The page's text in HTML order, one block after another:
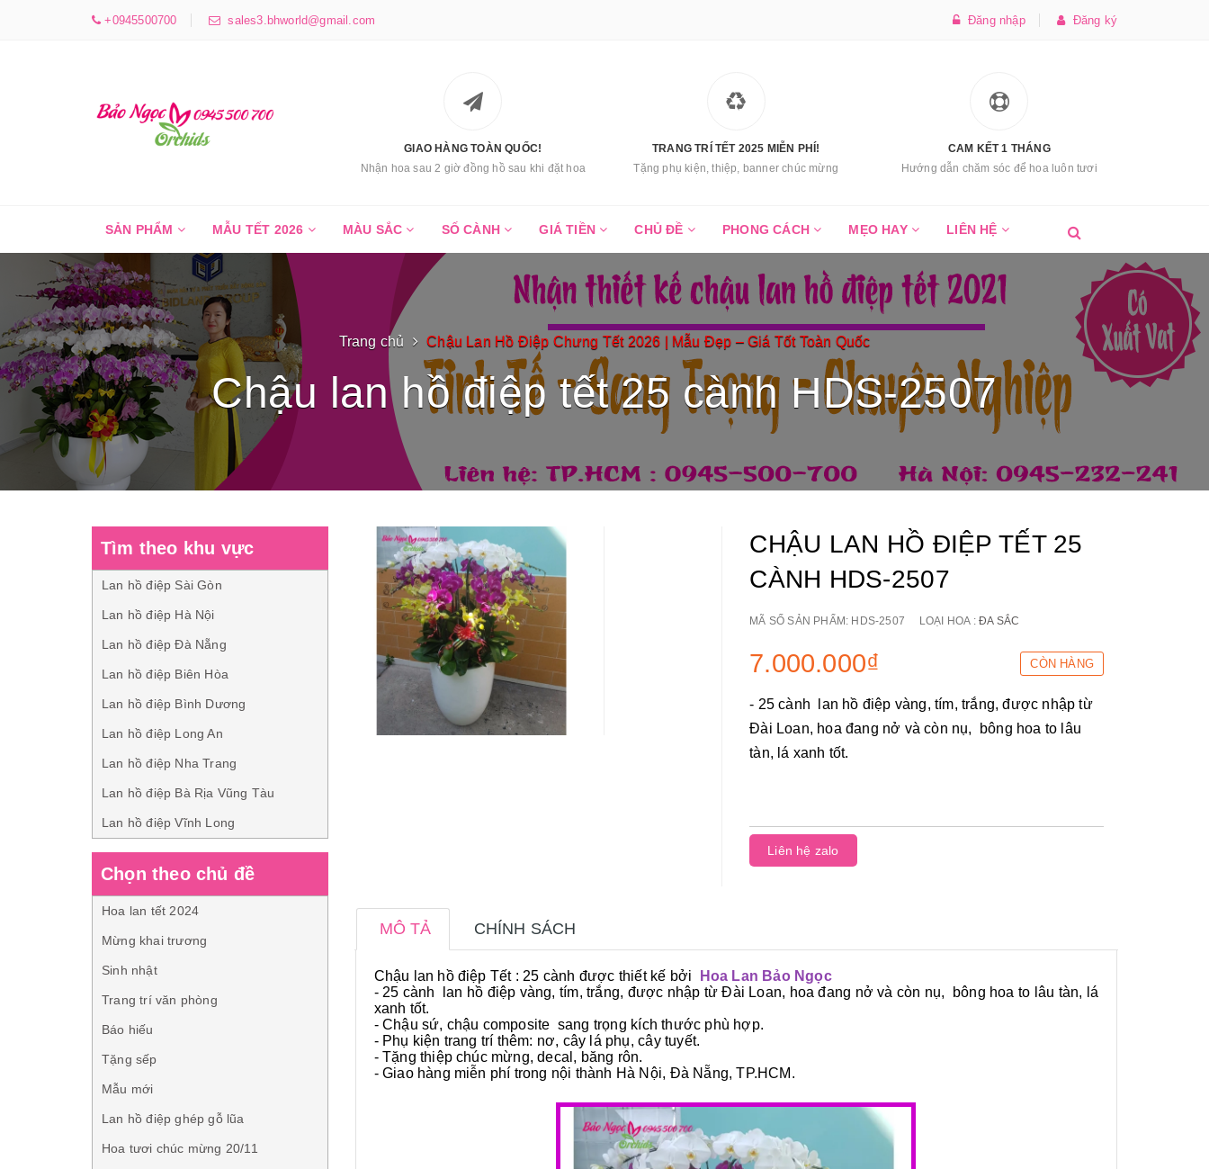
+0945500700 sales3.bhworld@gmail.com Đăng nhập Đăng ký
GIAO HÀNG TOÀN QUỐC!
Nhận hoa sau 2 giờ đồng hồ sau khi đặt hoa
TRANG TRÍ TẾT 2025 MIỄN PHÍ!
Tặng phụ kiện, thiệp, banner chúc mừng
CAM KẾT 1 THÁNG
Hướng dẫn chăm sóc để hoa luôn tươi
SẢN PHẨM MẪU TẾT 2026 MÀU SẮC SỐ CÀNH GIÁ TIỀN CHỦ ĐỀ PHONG CÁCH MẸO HAY LIÊN HỆ
Trang chủ Chậu Lan Hồ Điệp Chưng Tết 2026 | Mẫu Đẹp – Giá Tốt Toàn Quốc
Chậu lan hồ điệp tết 25 cành HDS-2507
CHẬU LAN HỒ ĐIỆP TẾT 25
CÀNH HDS-2507
MÃ SỐ SẢN PHẨM: HDS-2507 LOẠI HOA :ĐA SẮC
7.000.000₫ CÒN HÀNG
- 25 cành lan hồ điệp vàng, tím, trắng, được nhập từ
Đài Loan, hoa đang nở và còn nụ, bông hoa to lâu
tàn, lá xanh tốt.
Liên hệ zalo
MÔ TẢ CHÍNH SÁCH
Chậu lan hồ điệp Tết : 25 cành được thiết kế bởi
Hoa Lan Bảo Ngọc
- 25 cành lan hồ điệp vàng, tím, trắng, được nhập từ Đài Loan, hoa đang nở và còn nụ, bông hoa to lâu tàn, lá
xanh tốt.
- Chậu sứ, chậu composite sang trọng kích thước phù hợp.
- Phụ kiện trang trí thêm: nơ, cây lá phụ, cây tuyết.
- Tặng thiệp chúc mừng, decal, băng rôn.
- Giao hàng miễn phí trong nội thành Hà Nội, Đà Nẵng, TP.HCM.
Tìm theo khu vực
Lan hồ điệp Sài Gòn
Lan hồ điệp Hà Nội
Lan hồ điệp Đà Nẵng
Lan hồ điệp Biên Hòa
Lan hồ điệp Bình Dương
Lan hồ điệp Long An
Lan hồ điệp Nha Trang
Lan hồ điệp Bà Rịa Vũng Tàu
Lan hồ điệp Vĩnh Long
Chọn theo chủ đề
Hoa lan tết 2024
Mừng khai trương
Sinh nhật
Trang trí văn phòng
Báo hiếu
Tặng sếp
Mẫu mới
Lan hồ điệp ghép gỗ lũa
Hoa tươi chúc mừng 20/11